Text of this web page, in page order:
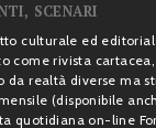
SCENARI
culturale ed
come rivista
da realtà diverse ma
(disponibile
quotidiana on-line